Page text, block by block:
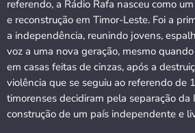
referendo, a Rádio Rafa nasceu como
e reconstrução em Timor-Leste. Foi a
a independência, reunindo jovens,
voz a uma nova geração, mesmo
em casas feitas de cinzas, após a
violência que se seguiu ao referendo de
timorenses decidiram pela separação da
construção de um país independente e